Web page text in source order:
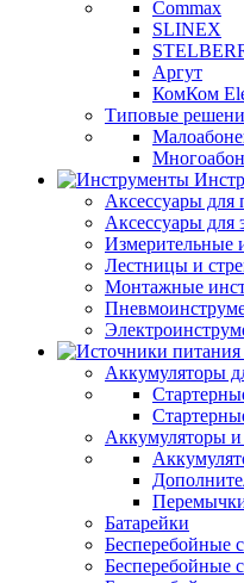
Commax
SLINEX
Аргут
КомКом
Типовые
Аксессуары для
Аксессуары для
Измерительные
Лестницы и
Монтажные
Аккумуляторы
Аккумуляторы и
Батарейки
Бесперебойные
Бесперебойные